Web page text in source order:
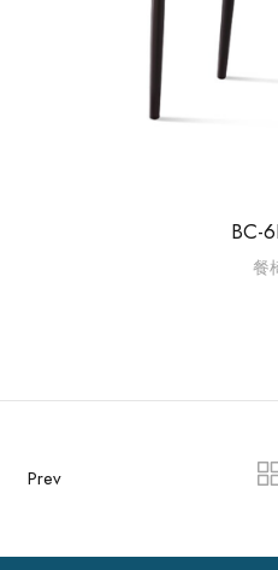
BC-
餐
Prev